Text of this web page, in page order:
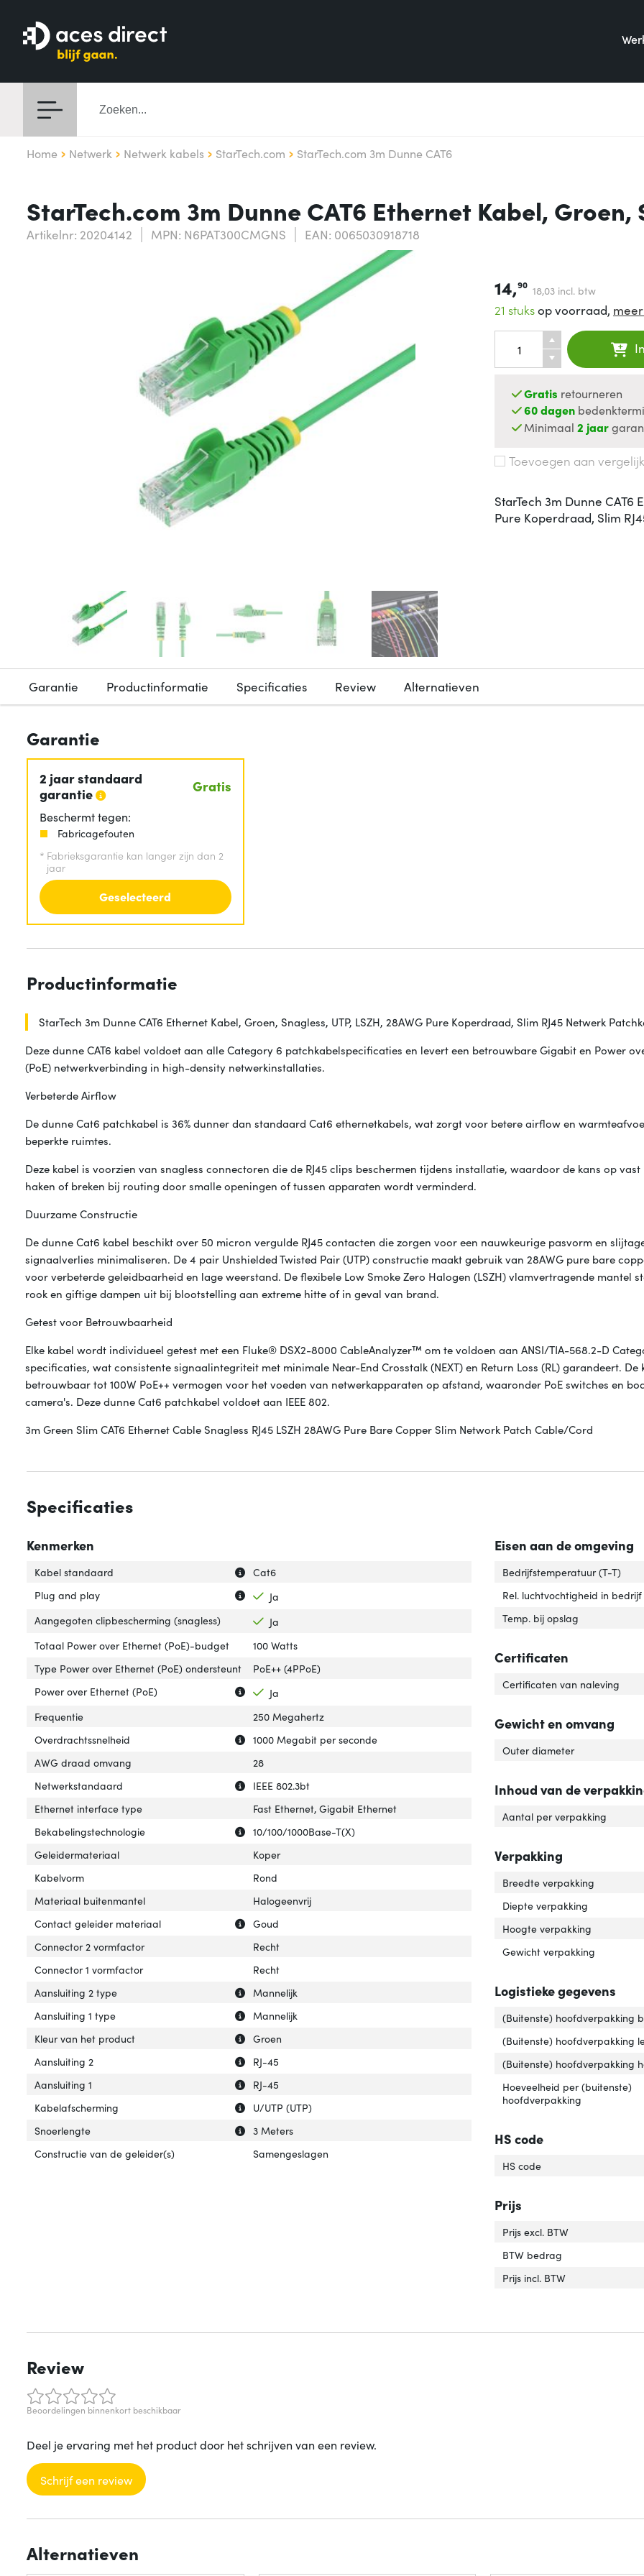
Home Netwerk Netwerk kabels StarTech.com StarTech.com 3m Dunne CAT6
StarTech.com 3m Dunne CAT6 Ethernet Kabel, Groen,
Artikelnr: 20204142 MPN: N6PAT300CMGNS EAN: 0065030918718
14,90 18,03 incl. btw
21 stuksop voorraad,
Gratis retourneren
60 dagen
Minimaal2 jaar
Toevoegen aan
StarTech 3m Dunne CAT6
Pure Koperdraad, Slim
Garantie Productinformatie Specificaties Review Alternatieven
Garantie
2 jaar standaard
garantie
Gratis
Beschermt tegen:
Fabricagefouten
* Fabrieksgarantie kan langer zijn dan 2
jaar
Geselecteerd
Productinformatie
StarTech 3m Dunne CAT6 Ethernet Kabel, Groen, Snagless, UTP, LSZH, 28AWG Pure Koperdraad, Slim RJ45 Netwerk
Deze dunne CAT6 kabel voldoet aan alle Category 6 patchkabelspecificaties en levert een betrouwbare Gigabit en Power
(PoE) netwerkverbinding in high-density netwerkinstallaties.
Verbeterde Airflow
De dunne Cat6 patchkabel is 36% dunner dan standaard Cat6 ethernetkabels, wat zorgt voor betere airflow en
beperkte ruimtes.
Deze kabel is voorzien van snagless connectoren die de RJ45 clips beschermen tijdens installatie, waardoor de kans op
haken of breken bij routing door smalle openingen of tussen apparaten wordt verminderd.
Duurzame Constructie
De dunne Cat6 kabel beschikt over 50 micron vergulde RJ45 contacten die zorgen voor een nauwkeurige pasvorm en
signaalverlies minimaliseren. De 4 pair Unshielded Twisted Pair (UTP) constructie maakt gebruik van 28AWG pure bare
voor verbeterde geleidbaarheid en lage weerstand. De flexibele Low Smoke Zero Halogen (LSZH) vlamvertragende mantel
rook en giftige dampen uit bij blootstelling aan extreme hitte of in geval van brand.
Getest voor Betrouwbaarheid
Elke kabel wordt individueel getest met een Fluke® DSX2-8000 CableAnalyzer™ om te voldoen aan ANSI/TIA-568.2-D
specificaties, wat consistente signaalintegriteit met minimale Near-End Crosstalk (NEXT) en Return Loss (RL) garandeert. De
betrouwbaar tot 100W PoE++ vermogen voor het voeden van netwerkapparaten op afstand, waaronder PoE switches en
camera's. Deze dunne Cat6 patchkabel voldoet aan IEEE 802.
3m Green Slim CAT6 Ethernet Cable Snagless RJ45 LSZH 28AWG Pure Bare Copper Slim Network Patch Cable/Cord
Specificaties
Kenmerken
Uitleg over 'Kabel standaard'
Verberg uitleg over 'Kabel standaard'
Kabel standaard
Cat6
Uitleg over 'Plug and play'
Verberg uitleg over 'Plug and play'
Plug and play
Ja
Aangegoten clipbescherming (snagless)
Ja
Totaal Power over Ethernet (PoE)-budget
100 Watts
Type Power over Ethernet (PoE) ondersteunt
PoE++ (4PPoE)
Uitleg over 'Power over Ethernet (PoE)'
Verberg uitleg over 'Power over Ethernet (PoE)'
Power over Ethernet (PoE)
Ja
Frequentie
250 Megahertz
Uitleg over 'Overdrachtssnelheid'
Verberg uitleg over 'Overdrachtssnelheid'
Overdrachtssnelheid
1000 Megabit per seconde
AWG draad omvang
28
Uitleg over 'Netwerkstandaard'
Verberg uitleg over 'Netwerkstandaard'
Netwerkstandaard
IEEE 802.3bt
Ethernet interface type
Fast Ethernet, Gigabit Ethernet
Uitleg over 'Bekabelingstechnologie'
Verberg uitleg over 'Bekabelingstechnologie'
Bekabelingstechnologie
10/100/1000Base-T(X)
Geleidermateriaal
Koper
Kabelvorm
Rond
Materiaal buitenmantel
Halogeenvrij
Uitleg over 'Contact geleider materiaal'
Verberg uitleg over 'Contact geleider materiaal'
Contact geleider materiaal
Goud
Connector 2 vormfactor
Recht
Connector 1 vormfactor
Recht
Uitleg over 'Aansluiting 2 type'
Verberg uitleg over 'Aansluiting 2 type'
Aansluiting 2 type
Mannelijk
Uitleg over 'Aansluiting 1 type'
Verberg uitleg over 'Aansluiting 1 type'
Aansluiting 1 type
Mannelijk
Uitleg over 'Kleur van het product'
Verberg uitleg over 'Kleur van het product'
Kleur van het product
Groen
Uitleg over 'Aansluiting 2'
Verberg uitleg over 'Aansluiting 2'
Aansluiting 2
RJ-45
Uitleg over 'Aansluiting 1'
Verberg uitleg over 'Aansluiting 1'
Aansluiting 1
RJ-45
Uitleg over 'Kabelafscherming'
Verberg uitleg over 'Kabelafscherming'
Kabelafscherming
U/UTP (UTP)
Uitleg over 'Snoerlengte'
Verberg uitleg over 'Snoerlengte'
Snoerlengte
3 Meters
Constructie van de geleider(s)
Samengeslagen
Eisen aan de omgeving
Bedrijfstemperatuur (T-T)
Rel. luchtvochtigheid in bedrijf
Temp. bij opslag
Certificaten
Certificaten van naleving
Gewicht en omvang
Outer diameter
Inhoud van de
Aantal per verpakking
Verpakking
Breedte verpakking
Diepte verpakking
Hoogte verpakking
Gewicht verpakking
Logistieke gegevens
(Buitenste) hoofdverpakking
(Buitenste) hoofdverpakking
(Buitenste) hoofdverpakking
Hoeveelheid per (buitenste)
hoofdverpakking
HS code
HS code
Prijs
Prijs excl. BTW
BTW bedrag
Prijs incl. BTW
Review
Beoordelingen binnenkort beschikbaar
Deel je ervaring met het product door het schrijven van een review.
Schrijf een review
Alternatieven